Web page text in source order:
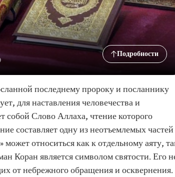
Подробности
последнему пророку и посланнику
для наставления человечества и
собой Слово Аллаха, чтение которого
составляет одну из неотъемлемых частей
относиться как к отдельному аяту,
Коран является символом святости. Его
от небрежного обращения и осквернения.